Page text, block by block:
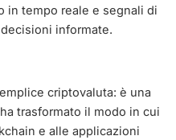
in tempo reale e segnali di
informate.
criptovaluta: è una
trasformato il modo in cui
e alle applicazioni